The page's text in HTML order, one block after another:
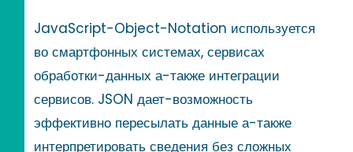
JavaScript-Object-Notation используется
во смартфонных системах, сервисах
обработки-данных а-также интеграции
сервисов. JSON дает-возможность
эффективно пересылать данные а-также
интерпретировать сведения без сложных